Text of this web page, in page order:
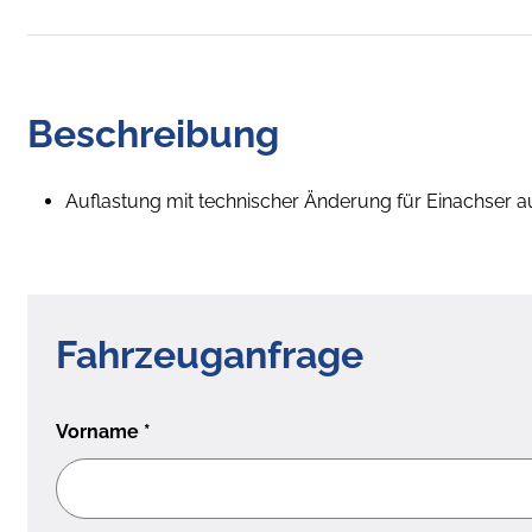
Beschreibung
Auflastung mit technischer Änderung für Einachser
Fahrzeuganfrage
Vorname *